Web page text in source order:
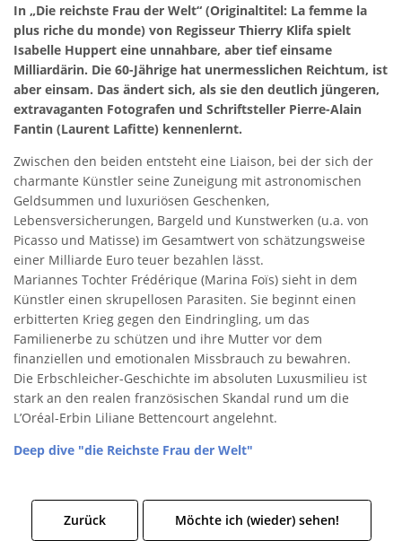
In „Die reichste Frau der Welt“ (Originaltitel: La femme la
plus riche du monde) von Regisseur Thierry Klifa spielt
Isabelle Huppert eine unnahbare, aber tief einsame
Milliardärin. Die 60-Jährige hat unermesslichen Reichtum, ist
aber einsam. Das ändert sich, als sie den deutlich jüngeren,
extravaganten Fotografen und Schriftsteller Pierre-Alain
Fantin (Laurent Lafitte) kennenlernt.
Zwischen den beiden entsteht eine Liaison, bei der sich der
charmante Künstler seine Zuneigung mit astronomischen
Geldsummen und luxuriösen Geschenken,
Lebensversicherungen, Bargeld und Kunstwerken (u.a. von
Picasso und Matisse) im Gesamtwert von schätzungsweise
einer Milliarde Euro teuer bezahlen lässt.
Mariannes Tochter Frédérique (Marina Foïs) sieht in dem
Künstler einen skrupellosen Parasiten. Sie beginnt einen
erbitterten Krieg gegen den Eindringling, um das
Familienerbe zu schützen und ihre Mutter vor dem
finanziellen und emotionalen Missbrauch zu bewahren.
Die Erbschleicher-Geschichte im absoluten Luxusmilieu ist
stark an den realen französischen Skandal rund um die
L’Oréal-Erbin Liliane Bettencourt angelehnt.
Deep dive "die Reichste Frau der Welt"
Zurück Möchte ich (wieder) sehen!